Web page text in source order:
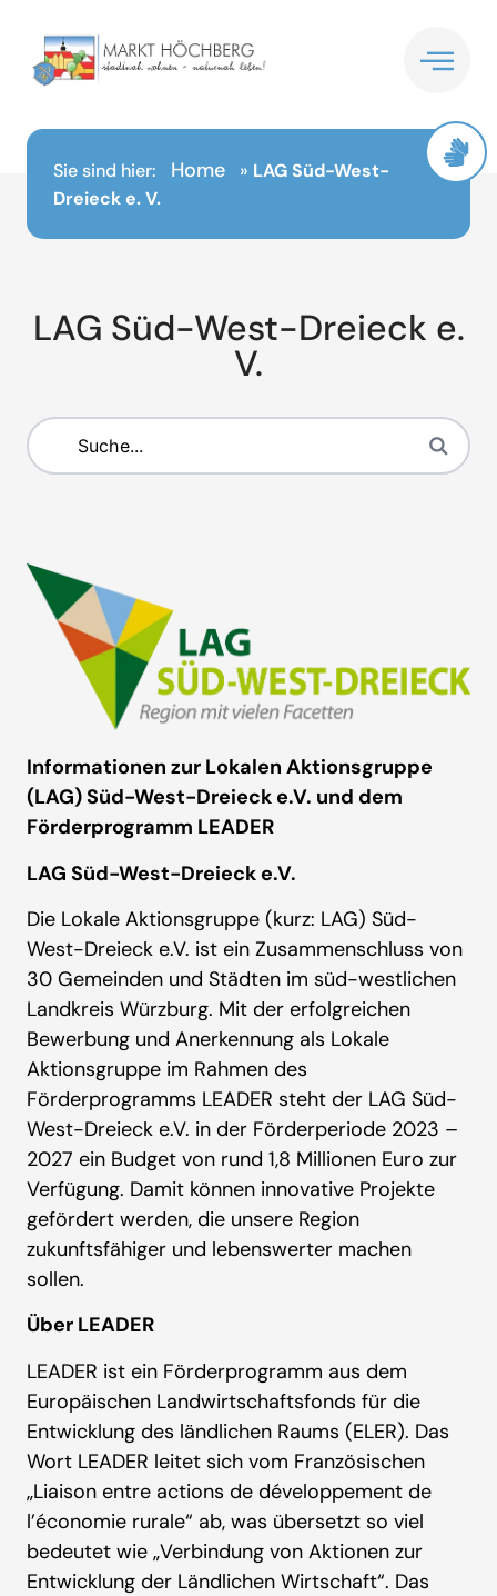
springen
Sie sind hier: Home » LAG Süd-West-
Dreieck e. V.
LAG Süd-West-Dreieck e.
V.
Informationen zur Lokalen Aktionsgruppe
(LAG) Süd-West-Dreieck e.V. und dem
Förderprogramm LEADER
LAG Süd-West-Dreieck e.V.
Die Lokale Aktionsgruppe (kurz: LAG) Süd-
West-Dreieck e.V. ist ein Zusammenschluss von
30 Gemeinden und Städten im süd-westlichen
Landkreis Würzburg. Mit der erfolgreichen
Bewerbung und Anerkennung als Lokale
Aktionsgruppe im Rahmen des
Förderprogramms LEADER steht der LAG Süd-
West-Dreieck e.V. in der Förderperiode 2023 –
2027 ein Budget von rund 1,8 Millionen Euro zur
Verfügung. Damit können innovative Projekte
gefördert werden, die unsere Region
zukunftsfähiger und lebenswerter machen
sollen.
Über LEADER
LEADER ist ein Förderprogramm aus dem
Europäischen Landwirtschaftsfonds für die
Entwicklung des ländlichen Raums (ELER). Das
Wort LEADER leitet sich vom Französischen
„Liaison entre actions de développement de
l’économie rurale“ ab, was übersetzt so viel
bedeutet wie „Verbindung von Aktionen zur
Entwicklung der Ländlichen Wirtschaft“. Das